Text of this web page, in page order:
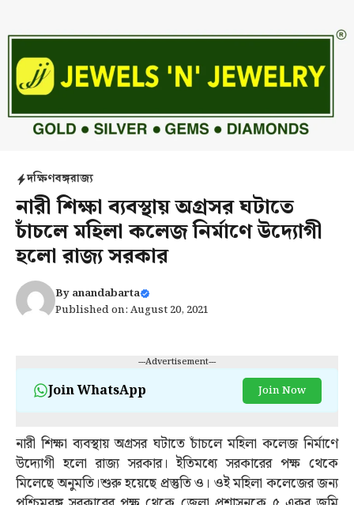
দক্ষিণবঙ্গরাজ্য
নারী শিক্ষা ব্যবস্থায় অগ্রসর ঘটাতে
চাঁচলে মহিলা কলেজ নির্মাণে উদ্যোগী
হলো রাজ্য সরকার
Byanandabarta
Published on: August 20, 2021
---Advertisement---
Join WhatsApp Join Now
নারী শিক্ষা ব্যবস্থায় অগ্রসর ঘটাতে চাঁচলে মহিলা কলেজ নির্মাণে
উদ্যোগী হলো রাজ্য সরকার। ইতিমধ্যে সরকারের পক্ষ থেকে
মিলেছে অনুমতি।শুরু হয়েছে প্রস্তুতি ও। ওই মহিলা কলেজের জন্য